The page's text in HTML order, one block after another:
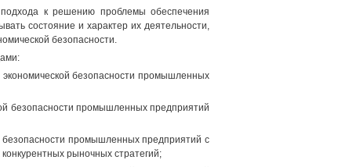
подхода к решению проблемы обеспечения
состояние и характер их деятельности,
безопасности.
безопасности промышленных
безопасности промышленных предприятий
промышленных предприятий с
рыночных стратегий;